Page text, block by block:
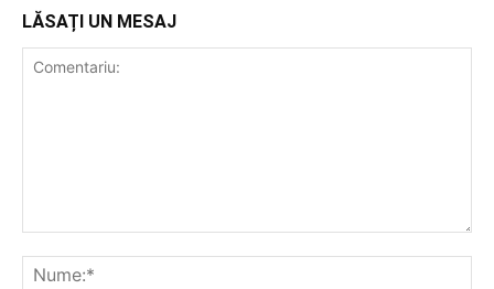
LĂSAȚI UN MESAJ